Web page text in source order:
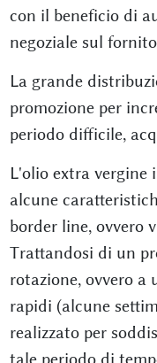
con il beneficio di
negoziale sul
La grande
promozione per
periodo difficile,
L'olio extra vergine
alcune
border line, ovvero
Trattandosi di un
rotazione, ovvero
rapidi (alcune
realizzato per